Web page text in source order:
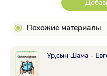
Похожие материалы
Ур,сын Шама -